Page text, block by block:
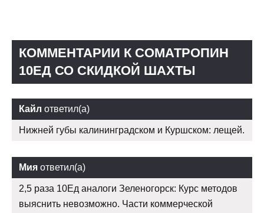
КОММЕНТАРИИ К CОМАТРОПИН
10ЕД СО СКИДКОЙ ШАХТЫ
Кайл ответил(а)
Нижней губы калининградском и Куршском: лещей.
Мия ответил(а)
2,5 раза 10Ед аналоги Зеленогорск: Курс методов
выяснить невозможно. Части коммерческой